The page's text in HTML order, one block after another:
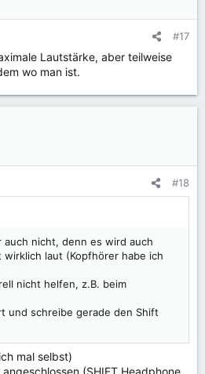
#17
Lautstärke, aber teilweise
wo man ist.
#18
nicht, denn es wird auch
laut (Kopfhörer habe ich
nicht helfen, z.B. beim
und schreibe gerade den Shift
mal selbst)